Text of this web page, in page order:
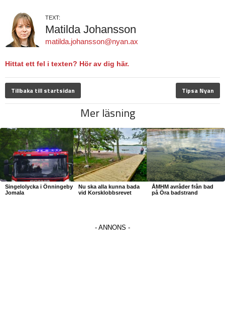
TEXT:
Matilda Johansson
matilda.johansson@nyan.ax
Hittat ett fel i texten? Hör av dig här.
Tillbaka till startsidan Tipsa Nyan
Mer läsning
Singelolycka i Önningeby
Jomala
Nu ska alla kunna bada
vid Korsklobbsrevet
ÅMHM avråder från bad
på Öra badstrand